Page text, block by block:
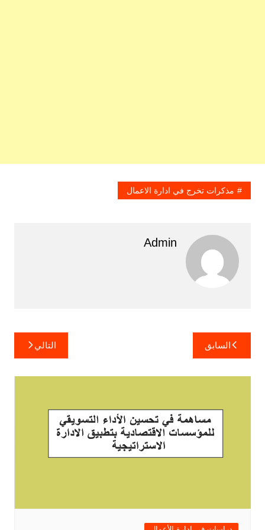
مذكرات تخرج في ادارة الاعمال
Admin
تصفّح
المقالات
السابق التالي